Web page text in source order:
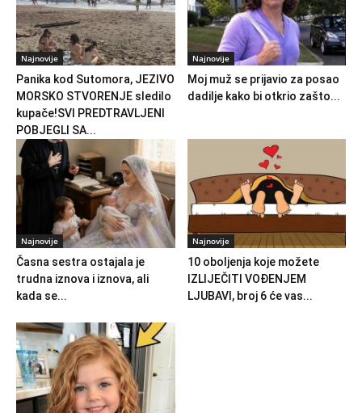
Najnovije
Panika kod Sutomora, JEZIVO
MORSKO STVORENJE sledilo
kupače!SVI PREDTRAVLJENI
POBJEGLI SA...
Najnovije
Moj muž se prijavio za posao
dadilje kako bi otkrio zašto...
Najnovije
Časna sestra ostajala je
trudna iznova i iznova, ali
kada se...
Najnovije
10 oboljenja koje možete
IZLIJEČITI VOĐENJEM
LJUBAVI, broj 6 će vas...